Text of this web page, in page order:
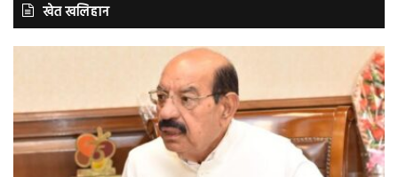
खेत खलिहान